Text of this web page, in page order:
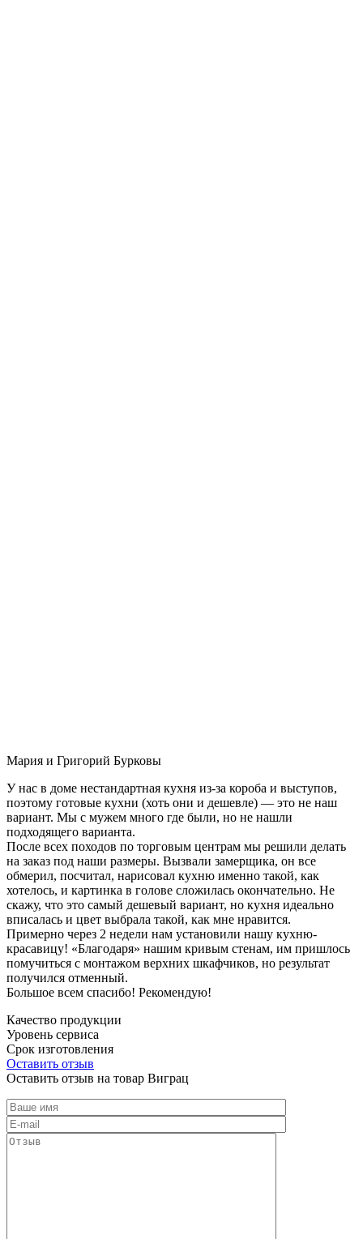
Мария и Григорий Бурковы
У нас в доме нестандартная кухня из-за короба и выступов,
поэтому готовые кухни (хоть они и дешевле) — это не наш
вариант. Мы с мужем много где были, но не нашли
подходящего варианта.
После всех походов по торговым центрам мы решили делать
на заказ под наши размеры. Вызвали замерщика, он все
обмерил, посчитал, нарисовал кухню именно такой, как
хотелось, и картинка в голове сложилась окончательно. Не
скажу, что это самый дешевый вариант, но кухня идеально
вписалась и цвет выбрала такой, как мне нравится.
Примерно через 2 недели нам установили нашу кухню-
красавицу! «Благодаря» нашим кривым стенам, им пришлось
помучиться с монтажом верхних шкафчиков, но результат
получился отменный.
Большое всем спасибо! Рекомендую!
Качество продукции
Уровень сервиса
Срок изготовления
Оставить отзыв
Оставить отзыв на товар Виграц